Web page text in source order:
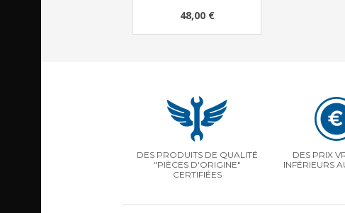
48,00 €
DES PRODUITS DE QUALITÉ
"PIÈCES D'ORIGINE"
CERTIFIÉES
DES PRIX
INFÉRIEURS